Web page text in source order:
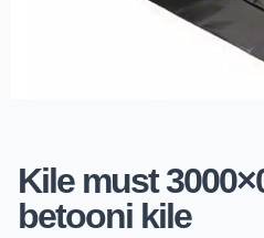
Kile must
betooni kile